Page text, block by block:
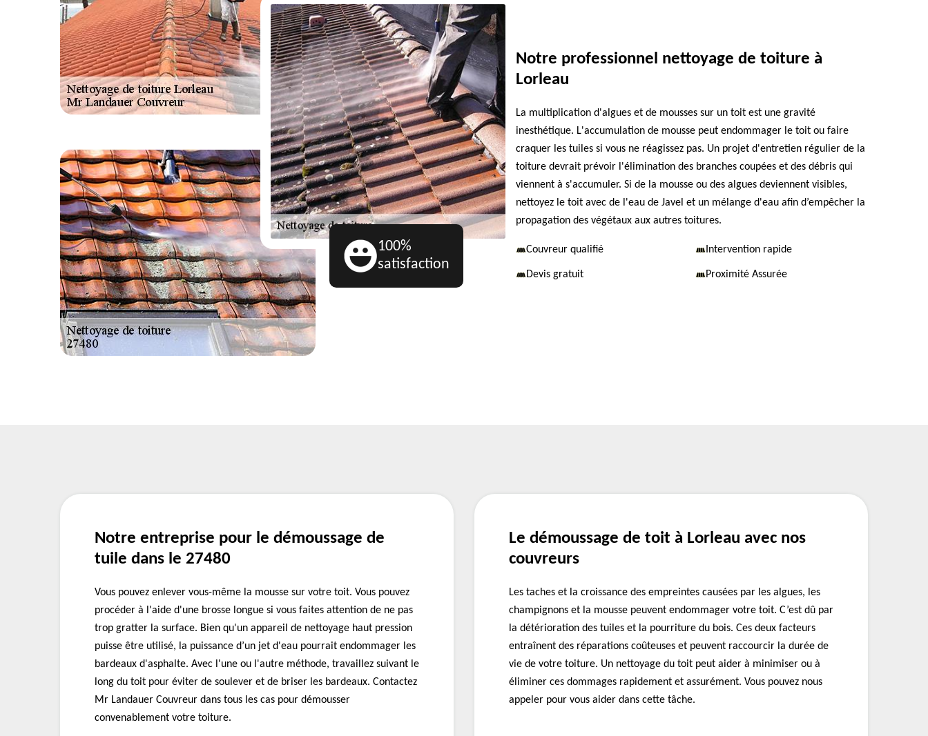
100%
satisfaction
Notre professionnel nettoyage de toiture à
Lorleau
La multiplication d'algues et de mousses sur un toit est une gravité
inesthétique. L'accumulation de mousse peut endommager le toit ou faire
craquer les tuiles si vous ne réagissez pas. Un projet d'entretien régulier de la
toiture devrait prévoir l'élimination des branches coupées et des débris qui
viennent à s'accumuler. Si de la mousse ou des algues deviennent visibles,
nettoyez le toit avec de l'eau de Javel et un mélange d'eau afin d’empêcher la
propagation des végétaux aux autres toitures.
Couvreur qualifié Intervention rapide
Devis gratuit Proximité Assurée
Notre entreprise pour le démoussage de
tuile dans le 27480
Vous pouvez enlever vous-même la mousse sur votre toit. Vous pouvez
procéder à l'aide d'une brosse longue si vous faites attention de ne pas
trop gratter la surface. Bien qu'un appareil de nettoyage haut pression
puisse être utilisé, la puissance d’un jet d'eau pourrait endommager les
bardeaux d'asphalte. Avec l'une ou l'autre méthode, travaillez suivant le
long du toit pour éviter de soulever et de briser les bardeaux. Contactez
Mr Landauer Couvreur dans tous les cas pour démousser
convenablement votre toiture.
Le démoussage de toit à Lorleau avec nos
couvreurs
Les taches et la croissance des empreintes causées par les algues, les
champignons et la mousse peuvent endommager votre toit. C’est dû par
la détérioration des tuiles et la pourriture du bois. Ces deux facteurs
entraînent des réparations coûteuses et peuvent raccourcir la durée de
vie de votre toiture. Un nettoyage du toit peut aider à minimiser ou à
éliminer ces dommages rapidement et assurément. Vous pouvez nous
appeler pour vous aider dans cette tâche.